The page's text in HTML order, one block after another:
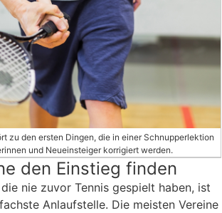
zu den ersten Dingen, die in einer Schnupperlektion
und Neueinsteiger korrigiert werden.
den Einstieg finden
nie zuvor Tennis gespielt haben, ist
Anlaufstelle. Die meisten Vereine